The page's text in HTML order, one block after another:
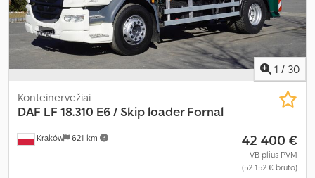
1 / 30
Kraków 621 km
Konteinervežiai
DAF LF 18.310 E6 / Skip loader Fornal
42 400 €
VB plius PVM
(52 152 € bruto)